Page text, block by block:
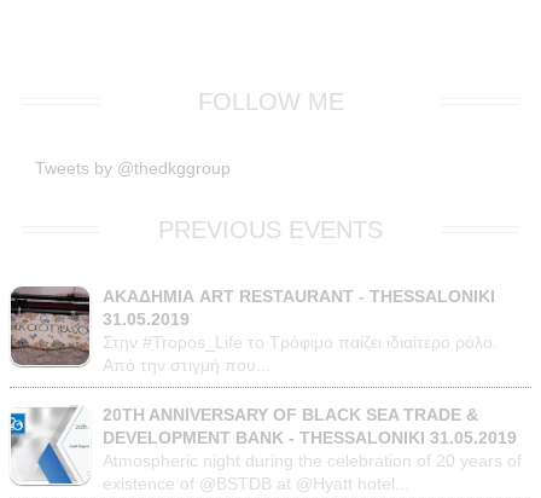
FOLLOW ME
Tweets by @thedkggroup
PREVIOUS EVENTS
ΑΚΑΔΗΜΙΑ ART RESTAURANT - THESSALONIKI
31.05.2019
Στην #Tropos_Life το Τρόφιμο παίζει ιδιαίτερο ρόλο.
Από την στιγμή που...
20TH ANNIVERSARY OF BLACK SEA TRADE &
DEVELOPMENT BANK - THESSALONIKI 31.05.2019
Atmospheric night during the celebration of 20 years of
existence of @BSTDB at @Hyatt hotel...